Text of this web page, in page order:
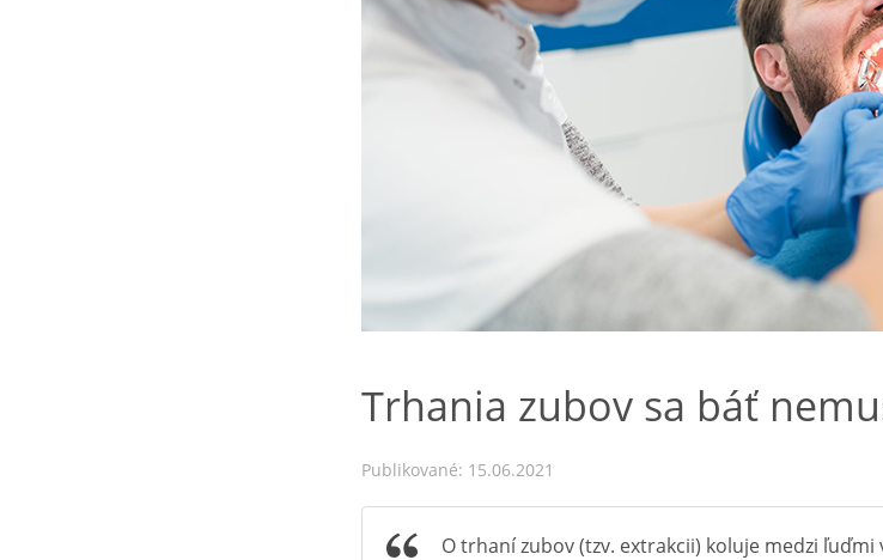
Trhania zubov sa báť
Publikované: 15.06.2021
O trhaní zubov (tzv. extrakcii) koluje medzi